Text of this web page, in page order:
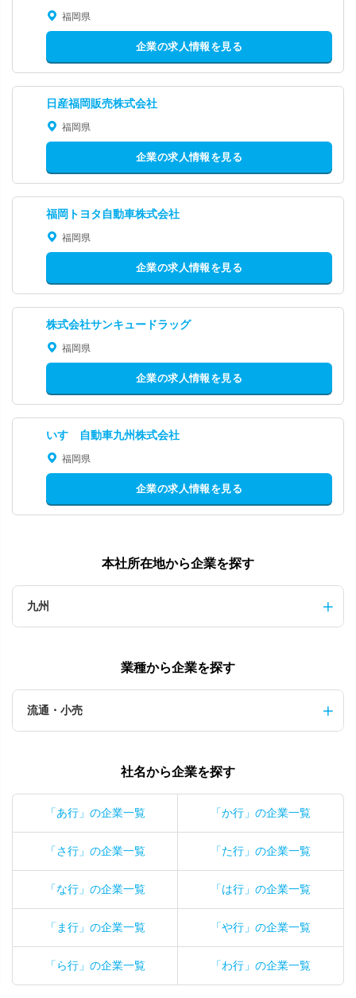
福岡県
企業の求人情報を見る
日産福岡販売株式会社
福岡県
企業の求人情報を見る
福岡トヨタ自動車株式会社
福岡県
企業の求人情報を見る
株式会社サンキュードラッグ
福岡県
企業の求人情報を見る
いすゞ自動車九州株式会社
福岡県
企業の求人情報を見る
本社所在地から企業を探す
九州
業種から企業を探す
流通・小売
社名から企業を探す
「あ行」の企業一覧 「か行」の企業一覧
「さ行」の企業一覧 「た行」の企業一覧
「な行」の企業一覧 「は行」の企業一覧
「ま行」の企業一覧 「や行」の企業一覧
「ら行」の企業一覧 「わ行」の企業一覧